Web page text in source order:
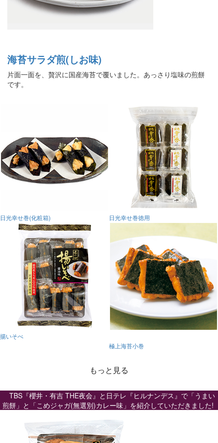
海苔サラダ煎(しお味)
片面一面を、贅沢に国産海苔で覆いました。あっさり塩味の煎餅
です。
日光幸せ巻(化粧箱) 日光幸せ巻徳用
揚いそべ
極上海苔小巻
もっと見る
TBS『櫻井・有吉 THE夜会』と日テレ『ヒルナンデス』で「うまい
煎餅」と「こめジャガ(無選別)カレー味」を紹介していただきました!